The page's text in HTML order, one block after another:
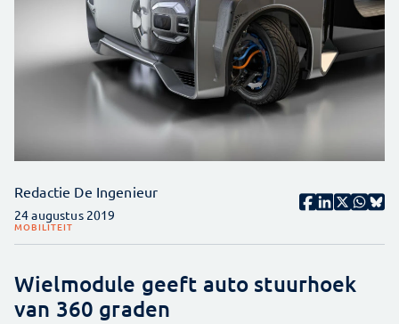
Redactie De Ingenieur
24 augustus 2019
MOBILITEIT
Wielmodule geeft auto stuurhoek
van 360 graden